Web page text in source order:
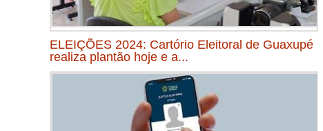
ELEIÇÕES 2024: Cartório Eleitoral de Guaxupé
realiza plantão hoje e a...